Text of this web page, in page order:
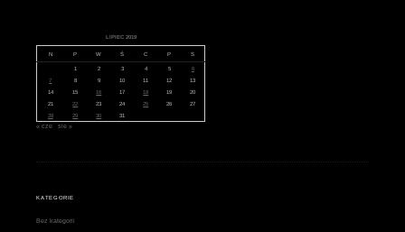
LIPIEC 2019
N P W Ś C P S
1 2 3 4 5
6
7
8 9 10 11 12
13
14
15 16 17 18 19
20
21
22 23 24 25 26
27
28
29 30 31
« cze sie »
KATEGORIE
Bez kategorii